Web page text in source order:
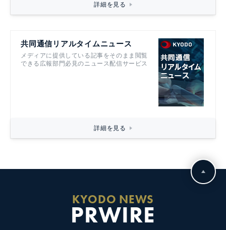
詳細を見る
共同通信リアルタイムニュース
メディアに提供している記事をそのまま閲覧
できる広報部門必見のニュース配信サービス
詳細を見る
KYODO NEWS
PRWIRE